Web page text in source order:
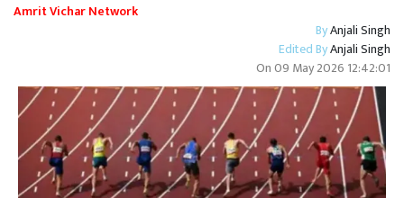
Amrit Vichar Network
ByAnjali Singh
Edited ByAnjali Singh
On09 May 2026 12:42:01